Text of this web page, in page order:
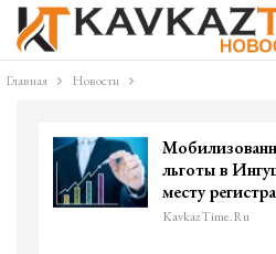
Главная Новости
льготы в
месту
KavkazTime.ru